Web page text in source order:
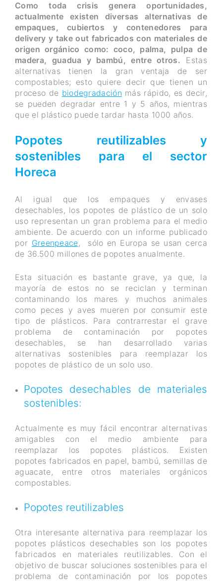
Como toda crisis genera oportunidades,
actualmente existen diversas alternativas de
empaques, cubiertos y contenedores para
delivery y take out fabricados con materiales de
origen orgánico como: coco, palma, pulpa de
madera, guadua y bambú, entre otros. Estas
alternativas tienen la gran ventaja de ser
compostables; esto quiere decir que tienen un
proceso de biodegradación más rápido, es decir,
se pueden degradar entre 1 y 5 años, mientras
que el plástico puede tardar hasta 1000 años.
Popotes reutilizables y
sostenibles para el sector
Horeca
Al igual que los empaques y envases
desechables, los popotes de plástico de un solo
uso representan un gran problema para el medio
ambiente. De acuerdo con un informe publicado
por Greenpeace, sólo en Europa se usan cerca
de 36.500 millones de popotes anualmente.
Esta situación es bastante grave, ya que, la
mayoría de estos no se reciclan y terminan
contaminando los mares y muchos animales
como peces y aves mueren por consumir este
tipo de plásticos. Para contrarrestar el grave
problema de contaminación por popotes
desechables, se han desarrollado varias
alternativas sostenibles para reemplazar los
popotes de plástico de un solo uso.
Popotes desechables de materiales
sostenibles:
Actualmente es muy fácil encontrar alternativas
amigables con el medio ambiente para
reemplazar los popotes plásticos. Existen
popotes fabricados en papel, bambú, semillas de
aguacate, entre otros materiales orgánicos
compostables.
Popotes reutilizables
Otra interesante alternativa para reemplazar los
popotes plásticos desechables son los popotes
fabricados en materiales reutilizables. Con el
objetivo de buscar soluciones sostenibles para el
problema de contaminación por los popotes